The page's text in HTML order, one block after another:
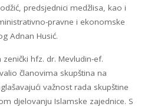
predsjednici medžlisa, kao i
pravne i ekonomske
Adnan Husić.
hfz. dr. Mevludin-ef.
članovima skupština na
važnost rada skupštine
djelovanju Islamske zajednice. S